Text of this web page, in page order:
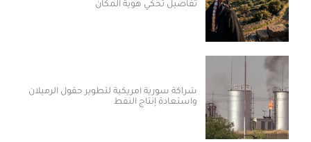
تفاصيل تحكي هوية المكان
شراكة سورية أمريكية لتطوير حقول الرميلان
واستعادة إنتاج النفط